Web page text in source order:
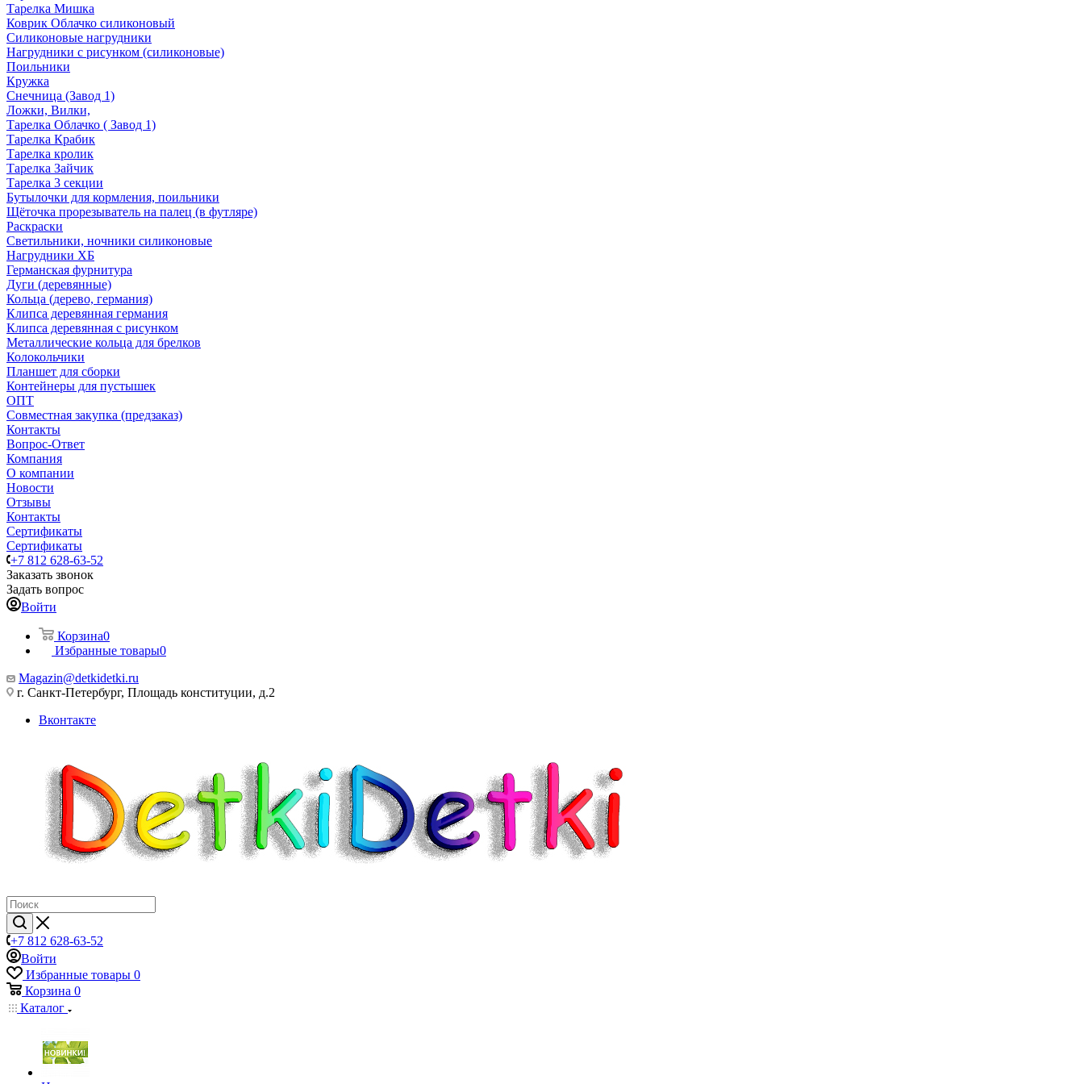
Тарелка Мишка
Коврик Облачко силиконовый
Силиконовые нагрудники
Нагрудники с рисунком (силиконовые)
Поильники
Кружка
Снечница (Завод 1)
Ложки, Вилки,
Тарелка Облачко ( Завод 1)
Тарелка Крабик
Тарелка кролик
Тарелка Зайчик
Тарелка 3 секции
Бутылочки для кормления, поильники
Щёточка прорезыватель на палец (в футляре)
Раскраски
Светильники, ночники силиконовые
Нагрудники ХБ
Германская фурнитура
Дуги (деревянные)
Кольца (дерево, германия)
Клипса деревянная германия
Клипса деревянная с рисунком
Металлические кольца для брелков
Колокольчики
Планшет для сборки
Контейнеры для пустышек
ОПТ
Совместная закупка (предзаказ)
Контакты
Вопрос-Ответ
Компания
О компании
Новости
Отзывы
Контакты
Сертификаты
Сертификаты
+7 812 628-63-52
Заказать звонок
Задать вопрос
Войти
Корзина0
Избранные товары0
Magazin@detkidetki.ru
г. Санкт-Петербург, Площадь конституции, д.2
Вконтакте
+7 812 628-63-52
Войти
Избранные товары 0
Корзина 0
Каталог